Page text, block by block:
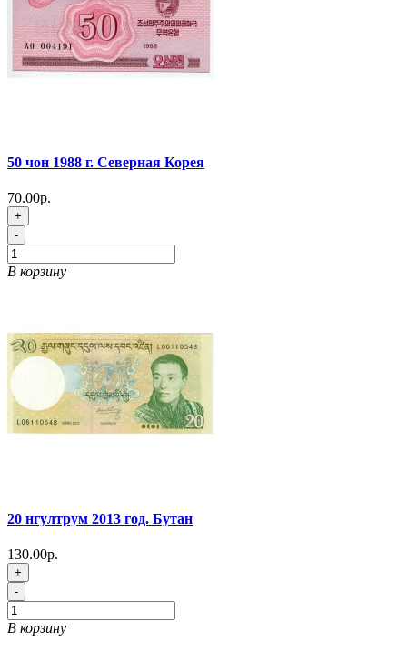
50 чон 1988 г. Северная Корея
70.00р.
+
-
В корзину
20 нгултрум 2013 год. Бутан
130.00р.
+
-
В корзину